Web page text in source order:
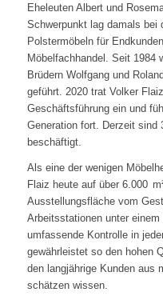
Eheleuten Albert und
Schwerpunkt lag damals bei
Polstermöbeln für
Möbelfachhandel. Seit 1984
Brüdern Wolfgang und
geführt. 2020 trat Volker
Geschäftsführung ein und
Generation fort. Derzeit sind
beschäftigt.
Als eine der wenigen
Flaiz heute auf über 6.000
Ausstellungsfläche vom
Arbeitsstationen unter
umfassende Kontrolle in
gewährleistet so den hohen
den langjährige Kunden aus
schätzen wissen.